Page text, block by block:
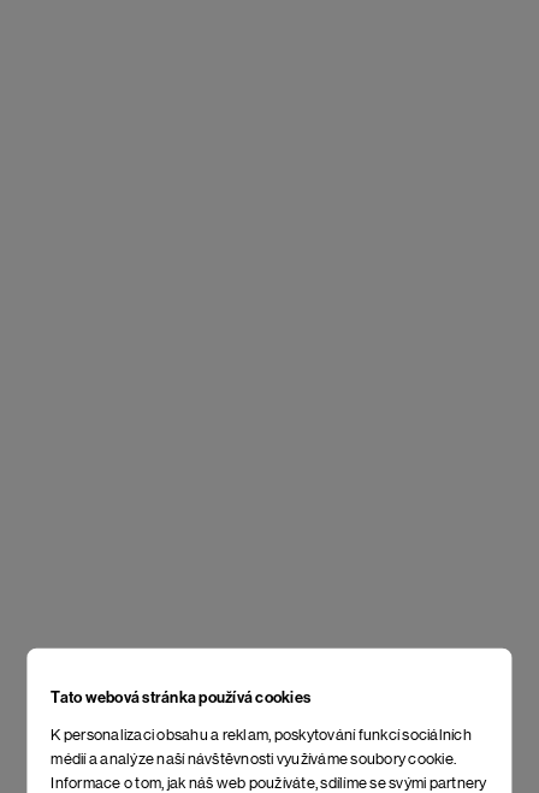
Tato webová stránka používá cookies
K personalizaci obsahu a reklam, poskytování funkcí sociálních
médií a analýze naší návštěvnosti využíváme soubory cookie.
Informace o tom, jak náš web používáte, sdílíme se svými partnery